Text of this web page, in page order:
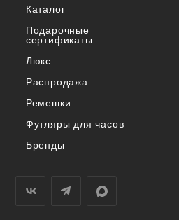
Каталог
Подарочные
сертификаты
Люкс
Распродажа
Ремешки
Футляры для часов
Бренды